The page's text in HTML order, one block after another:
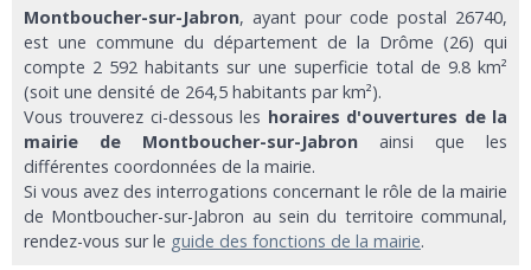
Montboucher-sur-Jabron, ayant pour code postal 26740,
est une commune du département de la Drôme (26) qui
compte 2 592 habitants sur une superficie total de 9.8 km²
(soit une densité de 264,5 habitants par km²).
Vous trouverez ci-dessous les horaires d'ouvertures de la
mairie de Montboucher-sur-Jabron ainsi que les
différentes coordonnées de la mairie.
Si vous avez des interrogations concernant le rôle de la mairie
de Montboucher-sur-Jabron au sein du territoire communal,
rendez-vous sur le guide des fonctions de la mairie.